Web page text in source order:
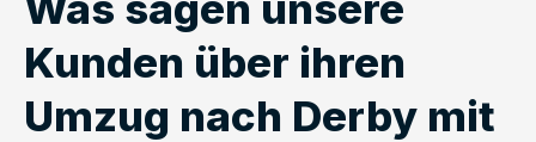
Kunden über ihren
Umzug nach Derby mit